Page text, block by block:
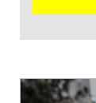
Amnesty: